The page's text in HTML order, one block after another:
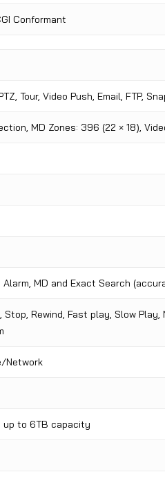
Conformant
Tour, Video Push, Email, FTP,
MD Zones: 396 (22 × 18),
MD and Exact Search
Stop, Rewind, Fast play, Slow
Network
up to 6TB capacity